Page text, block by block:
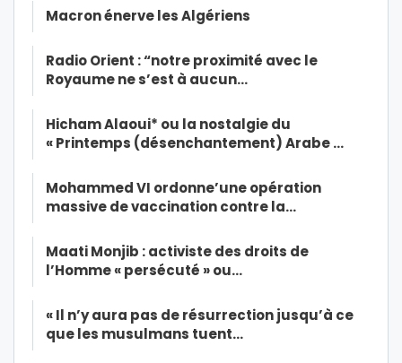
Macron énerve les Algériens
Radio Orient : “notre proximité avec le
Royaume ne s’est à aucun…
Hicham Alaoui* ou la nostalgie du
« Printemps (désenchantement) Arabe …
Mohammed VI ordonne’une opération
massive de vaccination contre la…
Maati Monjib : activiste des droits de
l’Homme « persécuté » ou…
« Il n’y aura pas de résurrection jusqu’à ce
que les musulmans tuent…